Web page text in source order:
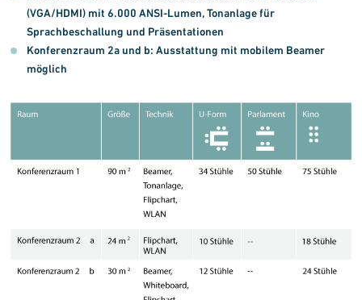
(VGA/HDMI) mit 6.000 ANSI-Lumen, Ton­anlage für
Sprachbeschallung und Präsentationen
Konferenzraum 2a und b: Ausstattung mit mobilem Beamer
möglich